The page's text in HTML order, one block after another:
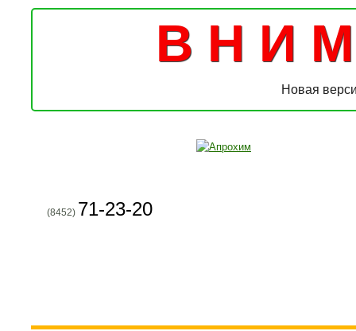
В Н И
Новая
(8452) 71-23-20